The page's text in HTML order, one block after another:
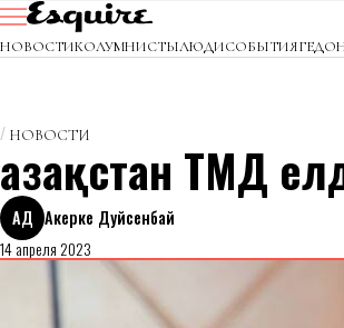
НОВОСТИКОЛУМНИСТЫЛЮДИСОБЫТИЯ
НОВОСТИ
Қазақстан ТМД
АД Акерке Дуйсенбай
14 апреля 2023